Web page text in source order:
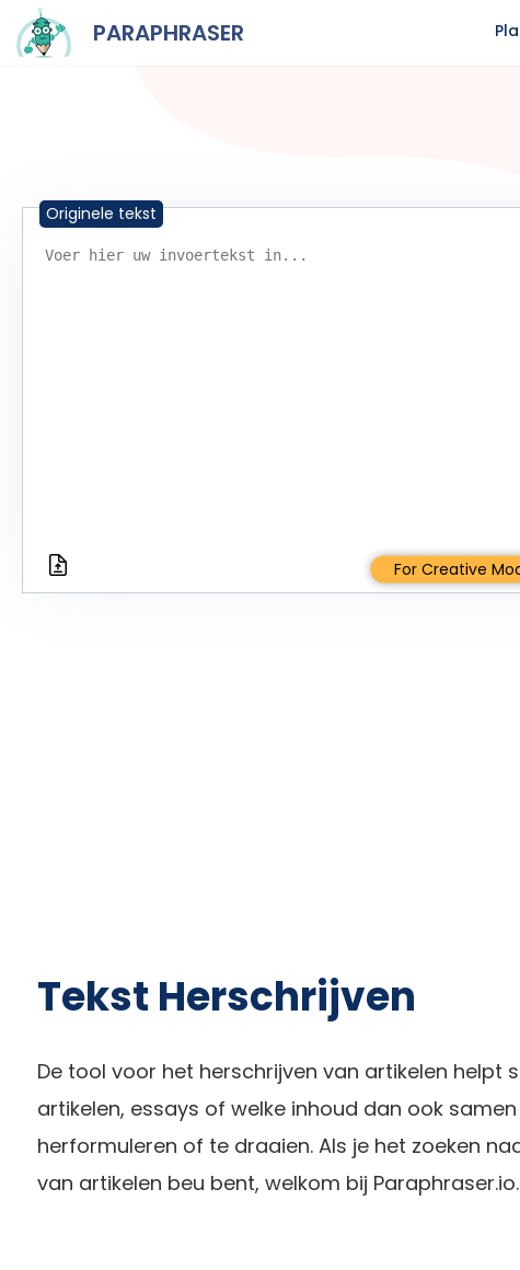
PARAPHRASER
Originele tekst
For Creative
Tekst Herschrijven
De tool voor het herschrijven van artikelen helpt
artikelen, essays of welke inhoud dan ook
herformuleren of te draaien. Als je het zoeken
van artikelen beu bent, welkom bij Paraphraser.io.